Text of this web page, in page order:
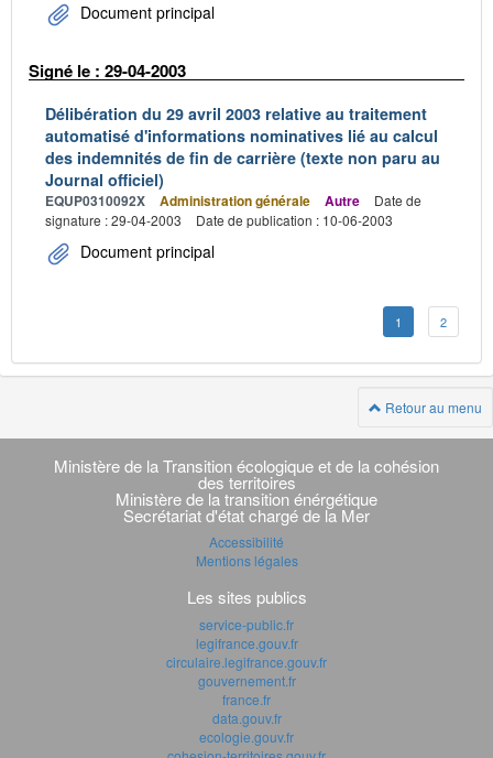
Document principal
Signé le : 29-04-2003
Délibération du 29 avril 2003 relative au traitement
automatisé d'informations nominatives lié au calcul
des indemnités de fin de carrière (texte non paru au
Journal officiel)
EQUP0310092X Administration générale Autre
Date de
signature : 29-04-2003
Date de publication : 10-06-2003
Document principal
1 2
Retour au menu
Navigation
transverse
Ministère de la Transition écologique et de la cohésion
des territoires
Ministère de la transition énérgétique
Secrétariat d'état chargé de la Mer
Accessibilité
Mentions légales
Les sites publics
service-public.fr
legifrance.gouv.fr
circulaire.legifrance.gouv.fr
gouvernement.fr
france.fr
data.gouv.fr
ecologie.gouv.fr